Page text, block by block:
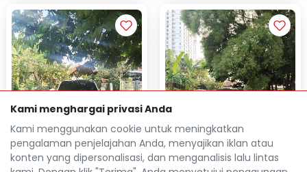
Kami menghargai privasi Anda
Kami menggunakan cookie untuk meningkatkan
pengalaman penjelajahan Anda, menyajikan iklan atau
konten yang dipersonalisasi, dan menganalisis lalu lintas